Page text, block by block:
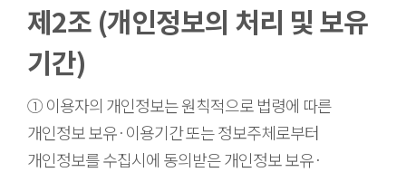
제2조 (개인정보의 처리 및 보유
기간)
① 이용자의 개인정보는 원칙적으로 법령에 따른
개인정보 보유·이용기간 또는 정보주체로부터
개인정보를 수집시에 동의받은 개인정보 보유·